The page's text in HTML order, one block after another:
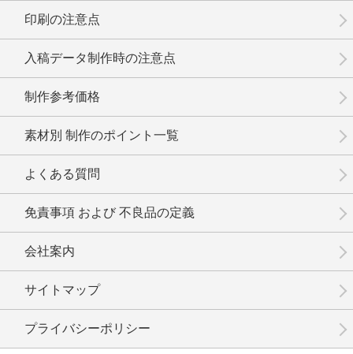
印刷の注意点
入稿データ制作時の注意点
制作参考価格
素材別 制作のポイント一覧
よくある質問
免責事項 および 不良品の定義
会社案内
サイトマップ
プライバシーポリシー